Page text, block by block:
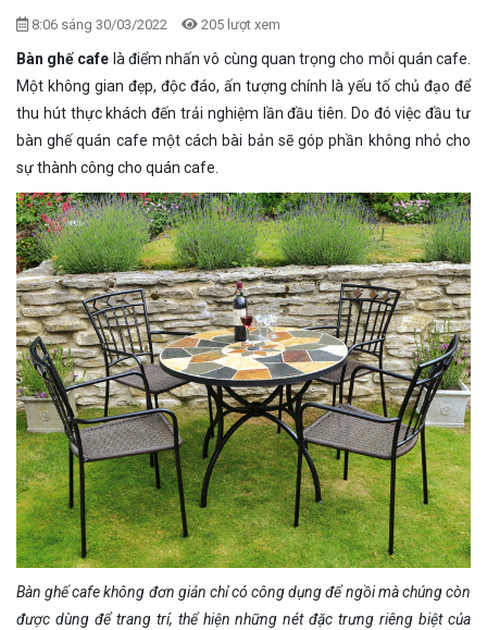
8:06 sáng 30/03/2022 205 lượt xem
Bàn ghế cafe là điểm nhấn vô cùng quan trọng cho mỗi quán cafe.
Một không gian đẹp, độc đáo, ấn tượng chính là yếu tố chủ đạo để
thu hút thực khách đến trải nghiệm lần đầu tiên. Do đó việc đầu tư
bàn ghế quán cafe một cách bài bản sẽ góp phần không nhỏ cho
sự thành công cho quán cafe.
Bàn ghế cafe không đơn giản chỉ có công dụng để ngồi mà chúng còn
được dùng để trang trí, thể hiện những nét đặc trưng riêng biệt của